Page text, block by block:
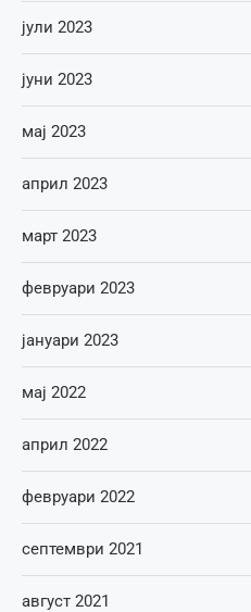
јули 2023
јуни 2023
мај 2023
април 2023
март 2023
февруари 2023
јануари 2023
мај 2022
април 2022
февруари 2022
септември 2021
август 2021